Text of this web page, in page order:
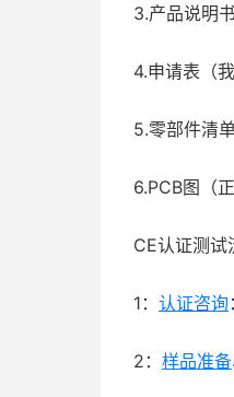
3.产品说明
4.申请表（
5.零部件清
6.PCB图（正
CE认证测试
1： 认证咨询
2： 样品准备